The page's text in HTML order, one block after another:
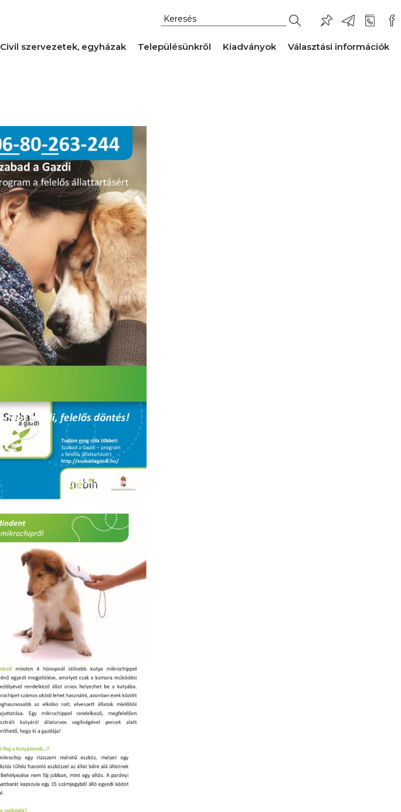
Civil szervezetek, egyházak Településünkről Kiadványok Választási információk